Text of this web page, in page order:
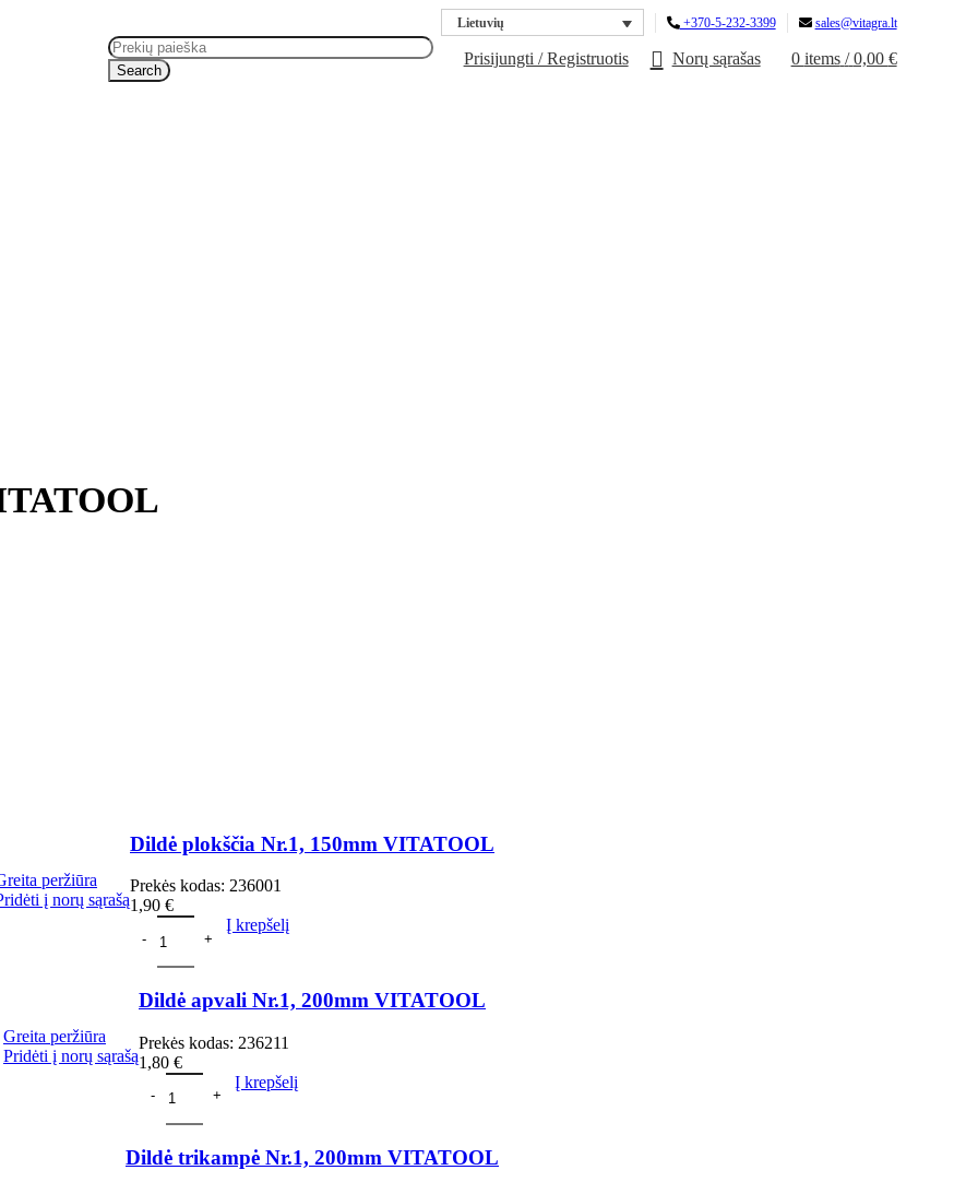
Lietuvių +370-5-232-3399 sales@vitagra.lt
Search
Prisijungti / Registruotis Norų sąrašas 0 items / 0,00 €
peržiūra
į norų sąrašą
Dildė plokščia Nr.1, 150mm VITATOOL
Prekės kodas: 236001
1,90 €
Į krepšelį
Greita peržiūra
Pridėti į norų sąrašą
Dildė apvali Nr.1, 200mm VITATOOL
Prekės kodas: 236211
1,80 €
Į krepšelį
Dildė trikampė Nr.1, 200mm VITATOOL